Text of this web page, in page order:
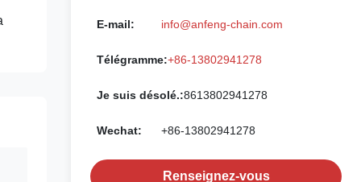
E-mail: info@anfeng-chain.com
Télégramme:+86-13802941278
Je suis désolé.:8613802941278
Wechat: +86-13802941278
Renseignez-vous